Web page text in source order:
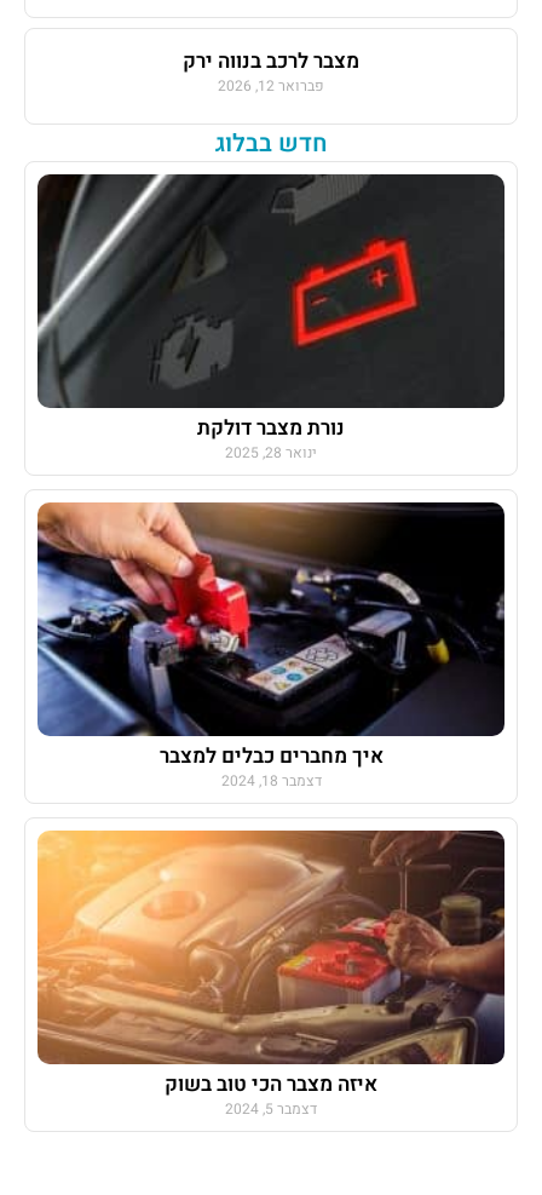
מצבר לרכב בנווה ירק
פברואר 12, 2026
חדש בבלוג
נורת מצבר דולקת
ינואר 28, 2025
איך מחברים כבלים למצבר
דצמבר 18, 2024
איזה מצבר הכי טוב בשוק
דצמבר 5, 2024